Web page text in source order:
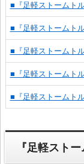
■『足軽ストームト
■『足軽ストームト
■『足軽ストームト
■『足軽ストームト
■『足軽ストームト
『足軽スト